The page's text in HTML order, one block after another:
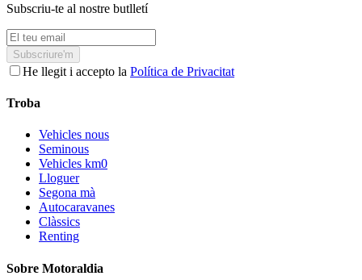
Subscriu-te al nostre butlletí
Subscriure'm
He llegit i accepto la Política de Privacitat
Troba
Vehicles nous
Seminous
Vehicles km0
Lloguer
Segona mà
Autocaravanes
Clàssics
Renting
Sobre Motoraldia